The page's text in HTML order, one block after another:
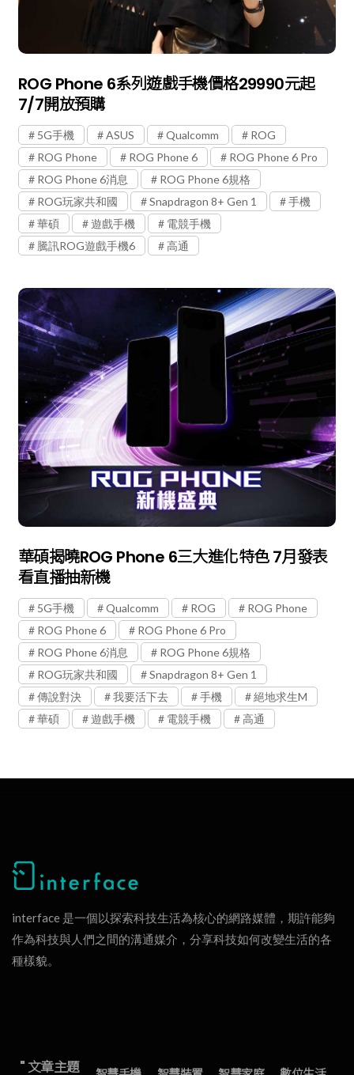
ROG Phone 6系列遊戲手機價格29990元起
7/7開放預購
5G手機 ASUS Qualcomm
ROG
ROG Phone
ROG Phone 6
ROG Phone 6 Pro
ROG Phone 6消息
ROG Phone 6規格
ROG玩家共和國
Snapdragon 8+ Gen 1
手機
華碩
遊戲手機
電競手機
騰訊ROG遊戲手機6
高通
華碩揭曉ROG Phone 6三大進化特色 7月發表
看直播抽新機
5G手機 Qualcomm ROG
ROG Phone
ROG Phone 6
ROG Phone 6 Pro
ROG Phone 6消息
ROG Phone 6規格
ROG玩家共和國
Snapdragon 8+ Gen 1
傳說對決
我要活下去 手機
絕地求生M
華碩
遊戲手機 電競手機 高通
interface 是一個以探索科技生活為核心的網路媒體，期許能夠
作為科技與人們之間的溝通媒介，分享科技如何改變生活的各
種樣貌。
" 文章主題